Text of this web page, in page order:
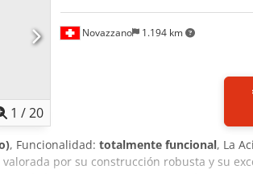
1 /20
Novazzano 1.194 km
, Funcionalidad: totalmente funcional, La
por su construcción robusta y su